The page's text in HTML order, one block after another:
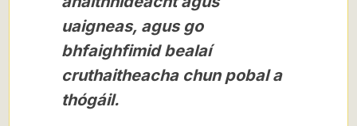
uaigneas, agus go
bhfaighfimid bealaí
cruthaitheacha chun pobal a
thógáil.